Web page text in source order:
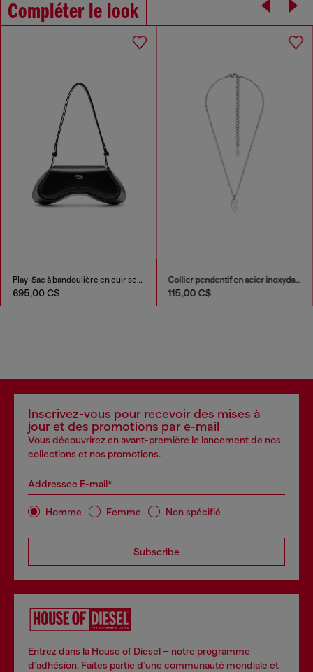
Compléter le look
Play-Sac à bandoulière en cuir semi-brillant
695,00 C$
Collier pendentif en acier inoxydable
115,00 C$
Inscrivez-vous pour recevoir des mises à
jour et des promotions par e-mail
Vous découvrirez en avant-première le lancement de nos
collections et nos promotions.
Addressee E-mail*
Homme Femme Non spécifié
Subscribe
Entrez dans la House of Diesel – notre programme
d’adhésion. Faites partie d’une communauté mondiale et